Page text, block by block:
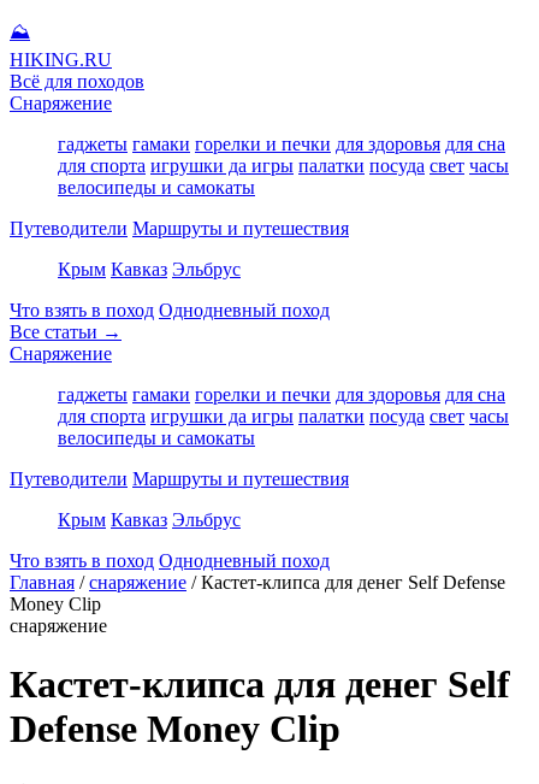
⛰
HIKING.RU
Всё для походов
Снаряжение
гаджеты гамаки горелки и печки для здоровья для сна
для спорта игрушки да игры палатки посуда свет часы
велосипеды и самокаты
Путеводители Маршруты и путешествия
Крым Кавказ Эльбрус
Что взять в поход Однодневный поход
Все статьи →
Снаряжение
гаджеты гамаки горелки и печки для здоровья для сна
для спорта игрушки да игры палатки посуда свет часы
велосипеды и самокаты
Путеводители Маршруты и путешествия
Крым Кавказ Эльбрус
Что взять в поход Однодневный поход
Главная / снаряжение / Кастет-клипса для денег Self Defense
Money Clip
снаряжение
Кастет-клипса для денег Self
Defense Money Clip